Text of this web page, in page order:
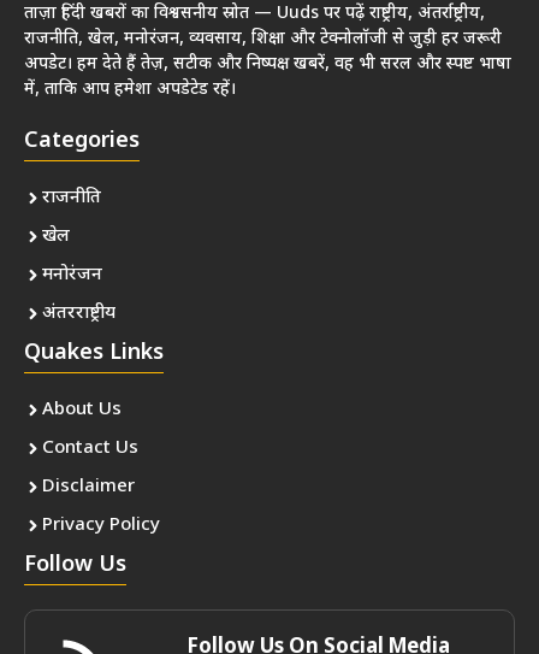
ताज़ा हिंदी खबरों का विश्वसनीय स्रोत — Uuds पर पढ़ें राष्ट्रीय, अंतर्राष्ट्रीय,
राजनीति, खेल, मनोरंजन, व्यवसाय, शिक्षा और टेक्नोलॉजी से जुड़ी हर जरूरी
अपडेट। हम देते हैं तेज़, सटीक और निष्पक्ष खबरें, वह भी सरल और स्पष्ट भाषा
में, ताकि आप हमेशा अपडेटेड रहें।
Categories
राजनीति
खेल
मनोरंजन
अंतरराष्ट्रीय
Quakes Links
About Us
Contact Us
Disclaimer
Privacy Policy
Follow Us
Follow Us On Social Media